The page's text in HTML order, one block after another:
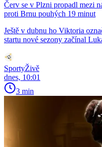
Červ se v Plzni propadl mezi
proti Brnu pouhých 19 minut
Ještě v dubnu ho Viktoria
startu nové sezony začínal
SportyŽivě
dnes, 10:01
3 min